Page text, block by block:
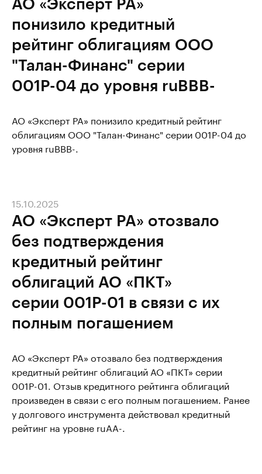
понизило кредитный
рейтинг облигациям ООО
"Талан-Финанс" серии
001Р-04 до уровня ruBBB-
АО «Эксперт РА» понизило кредитный рейтинг
облигациям ООО "Талан-Финанс" серии 001Р-04 до
уровня ruBBB-.
АО «Эксперт РА» отозвало
без подтверждения
кредитный рейтинг
облигаций АО «ПКТ»
серии 001Р-01 в связи с их
полным погашением
15.10.2025
АО «Эксперт РА» отозвало без подтверждения
кредитный рейтинг облигаций АО «ПКТ» серии
001Р-01. Отзыв кредитного рейтинга облигаций
произведен в связи с его полным погашением. Ранее
у долгового инструмента действовал кредитный
рейтинг на уровне ruAA-.